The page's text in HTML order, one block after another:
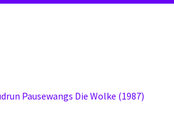
Pausewangs Die Wolke (1987)